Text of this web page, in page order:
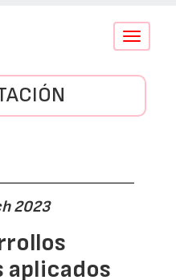
Conmutar
2023